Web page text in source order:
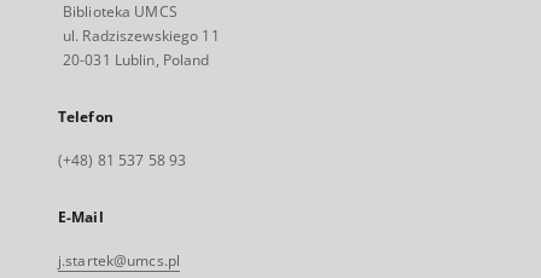
Biblioteka UMCS
ul. Radziszewskiego 11
20-031 Lublin, Poland
Telefon
(+48) 81 537 58 93
E-Mail
j.startek@umcs.pl